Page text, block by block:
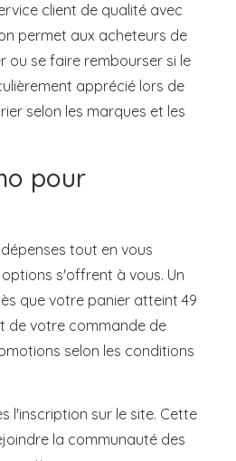
client de qualité avec
permet aux acheteurs de
ou se faire rembourser si le
apprécié lors de
selon les marques et les
pour
tout en vous
s'offrent à vous. Un
que votre panier atteint 49
de votre commande de
selon les conditions
l'inscription sur le site. Cette
la communauté des